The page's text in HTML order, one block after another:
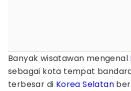
Banyak wisatawan mengenal
sebagai kota tempat
terbesar di Korea Selatan